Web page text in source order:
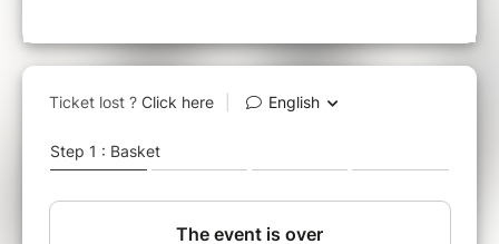
devenu complexe et incertain, d’où émergent
des développements technologiques et
recherche des émanations du hasard, dans les
sciences, les arts, l’aventure. Peut-être ce
La conférence aura lieu le dimanche 17